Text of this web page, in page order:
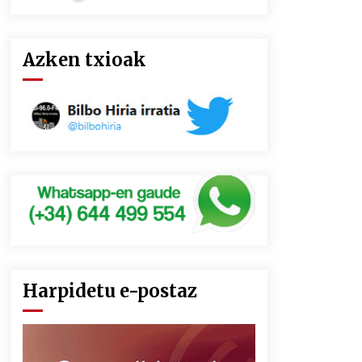
Azken txioak
Harpidetu e-postaz